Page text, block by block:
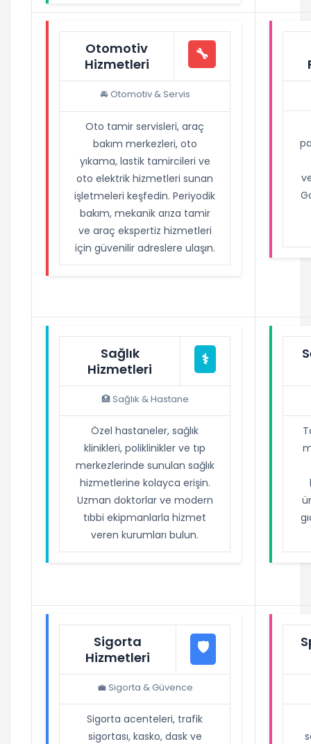
Otomotiv
Hizmetleri
🔧
🚘 Otomotiv & Servis
Oto tamir servisleri, araç
bakım merkezleri, oto
yıkama, lastik tamircileri ve
oto elektrik hizmetleri sunan
işletmeleri keşfedin. Periyodik
bakım, mekanik arıza tamir
ve araç ekspertiz hizmetleri
için güvenilir adreslere ulaşın.
Sağlık
Hizmetleri
⚕️
🏥 Sağlık & Hastane
Özel hastaneler, sağlık
klinikleri, poliklinikler ve tıp
merkezlerinde sunulan sağlık
hizmetlerine kolayca erişin.
Uzman doktorlar ve modern
tıbbi ekipmanlarla hizmet
veren kurumları bulun.
Sigorta
Hizmetleri
🛡️
💼 Sigorta & Güvence
Sigorta acenteleri, trafik
sigortası, kasko, dask ve